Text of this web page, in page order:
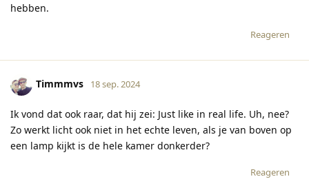
hebben.
Reageren
Timmmvs 18 sep. 2024
Ik vond dat ook raar, dat hij zei: Just like in real life. Uh, nee?
Zo werkt licht ook niet in het echte leven, als je van boven op
een lamp kijkt is de hele kamer donkerder?
Reageren